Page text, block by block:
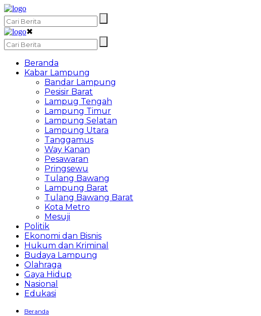
✖
Beranda
Kabar Lampung
Bandar Lampung
Pesisir Barat
Lampug Tengah
Lampung Timur
Lampung Selatan
Lampung Utara
Tanggamus
Way Kanan
Pesawaran
Pringsewu
Tulang Bawang
Lampung Barat
Tulang Bawang Barat
Kota Metro
Mesuji
Politik
Ekonomi dan Bisnis
Hukum dan Kriminal
Budaya Lampung
Olahraga
Gaya Hidup
Nasional
Edukasi
Beranda